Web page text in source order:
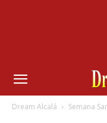
Dream Alcalá Semana